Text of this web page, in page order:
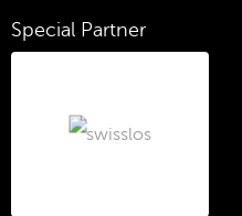
Special Partner